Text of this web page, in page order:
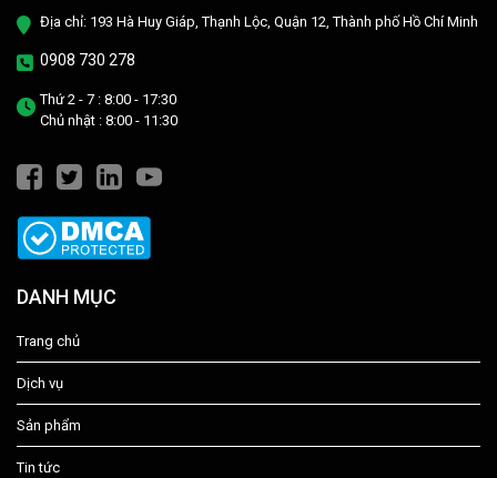
Địa chỉ: 193 Hà Huy Giáp, Thạnh Lộc, Quận 12, Thành phố Hồ Chí Minh
0908 730 278
Thứ 2 - 7 : 8:00 - 17:30
Chủ nhật : 8:00 - 11:30
DANH MỤC
Trang chủ
Dịch vụ
Sản phẩm
Tin tức